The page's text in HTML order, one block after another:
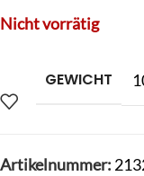
Nicht vorrätig
GEWICHT
Artikelnummer: